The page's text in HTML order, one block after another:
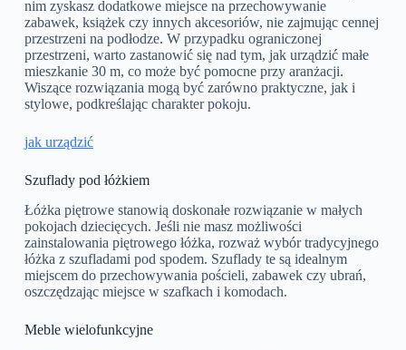
nim zyskasz dodatkowe miejsce na przechowywanie
zabawek, książek czy innych akcesoriów, nie zajmując cennej
przestrzeni na podłodze. W przypadku ograniczonej
przestrzeni, warto zastanowić się nad tym, jak urządzić małe
mieszkanie 30 m, co może być pomocne przy aranżacji.
Wiszące rozwiązania mogą być zarówno praktyczne, jak i
stylowe, podkreślając charakter pokoju.
jak urządzić
Szuflady pod łóżkiem
Łóżka piętrowe stanowią doskonałe rozwiązanie w małych
pokojach dziecięcych. Jeśli nie masz możliwości
zainstalowania piętrowego łóżka, rozważ wybór tradycyjnego
łóżka z szufladami pod spodem. Szuflady te są idealnym
miejscem do przechowywania pościeli, zabawek czy ubrań,
oszczędzając miejsce w szafkach i komodach.
Meble wielofunkcyjne